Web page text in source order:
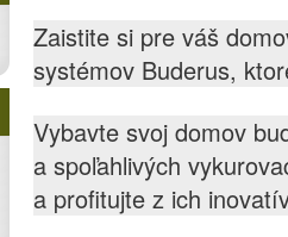
Zaistite si pre váš
systémov Buderus,
Vybavte svoj domov
a spoľahlivých
a profitujte z ich